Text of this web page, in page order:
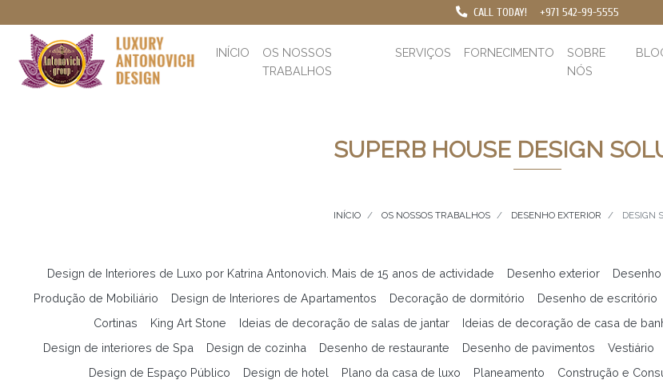
CALL TODAY! +971 542-99-5555
INÍCIO
OS NOSSOS
TRABALHOS
SERVIÇOS FORNECIMENTO
SOBRE
NÓS
SUPERB HOUSE DESIGN
INÍCIO OS NOSSOS TRABALHOS DESENHO EXTERIOR DESIGN
Design de Interiores de Luxo por Katrina Antonovich. Mais de 15 anos de actividade Desenho exterior
Produção de Mobiliário
Design de Interiores de Apartamentos Decoração de dormitório Desenho de escritório
Cortinas
King Art Stone Ideias de decoração de salas de jantar Ideias de decoração de casa de
Design de interiores de Spa
Design de cozinha Desenho de restaurante Desenho de pavimentos Vestiário
Design de Espaço Público
Design de hotel Plano da casa de luxo Planeamento Construção e